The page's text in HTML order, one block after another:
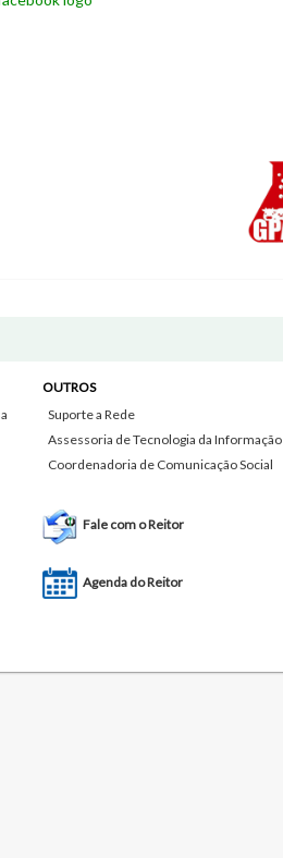
OUTROS
Suporte a Rede
Assessoria de Tecnologia da Informação
Coordenadoria de Comunicação Social
Fale com o Reitor
Agenda do Reitor